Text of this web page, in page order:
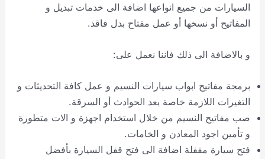
السيارات من جميع انواعها اضافة الى خدمات تبديل و
المفاتيح أو نسخها أو عمل مفتاح بدل فاقد.
و بالاضافة الى ذلك فاننا نعمل على:
برمجة مفاتيح ابواب سيارات النسيم و عمل كافة التحديثات و
التغيرات اللازمة خاصة بعد الحوادث أو السرقة.
صب مفاتيح النسيم من خلال استخدام اجهزة و الات متطورة
و تأمين اجود المعادن و الخامات.
فتح سيارة مقفلة اضافة الى فتح قفل السيارة بأفضل